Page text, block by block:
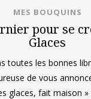
MES BOUQUINS
pour se
Glaces
toutes les bonnes
de vous
glaces, fait maison